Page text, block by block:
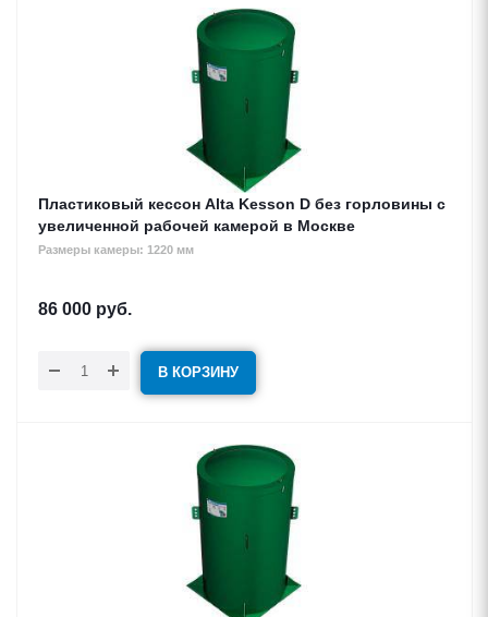
Пластиковый кессон Alta Kesson D без горловины с
увеличенной рабочей камерой в Москве
Размеры камеры: 1220 мм
86 000 руб.
В КОРЗИНУ